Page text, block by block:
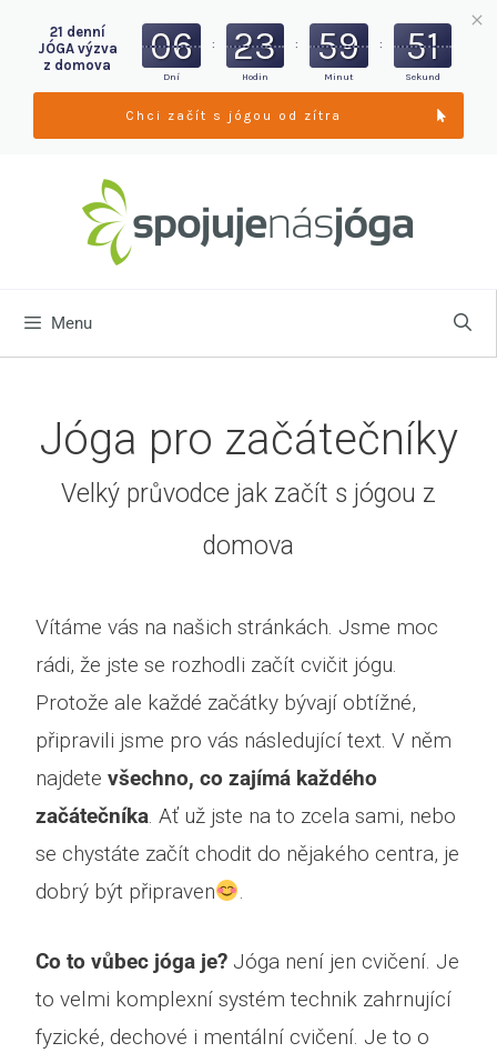
Menu
Jóga pro začátečníky
Velký průvodce jak začít s jógou z
domova
Vítáme vás na našich stránkách. Jsme moc
rádi, že jste se rozhodli začít cvičit jógu.
Protože ale každé začátky bývají obtížné,
připravili jsme pro vás následující text. V něm
najdete všechno, co zajímá každého
začátečníka. Ať už jste na to zcela sami, nebo
se chystáte začít chodit do nějakého centra, je
dobrý být připraven
.
Co to vůbec jóga je? Jóga není jen cvičení. Je
to velmi komplexní systém technik zahrnující
fyzické, dechové i mentální cvičení. Je to o
21 denní
JÓGA výzva
z domova
06
Dní
: 23
Hodin
: 59
Minut
: 50
Sekund
Chci začít s jógou od zítra